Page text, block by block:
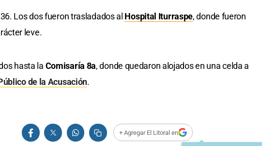
Los dos fueron trasladados al Hospital Iturraspe, donde fueron
leve.
hasta la Comisaría 8a, donde quedaron alojados en una celda a
de la Acusación.
+ Agregar El Litoral en